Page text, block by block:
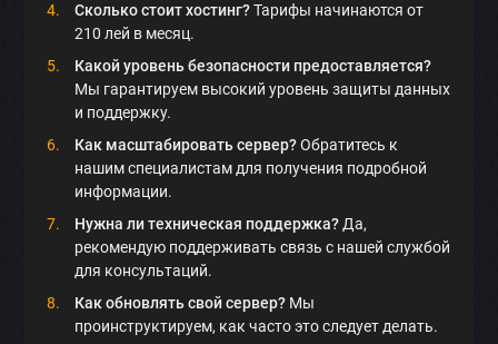
Сколько стоит хостинг?Тарифы начинаются от
210 лей в месяц.
Какой уровень безопасности предоставляется?
Мы гарантируем высокий уровень защиты данных
и поддержку.
Как масштабировать сервер?Обратитесь к
нашим специалистам для получения подробной
информации.
Нужна ли техническая поддержка?Да,
рекомендую поддерживать связь с нашей службой
для консультаций.
Как обновлять свой сервер? Мы
проинструктируем, как часто это следует делать.
Отправить